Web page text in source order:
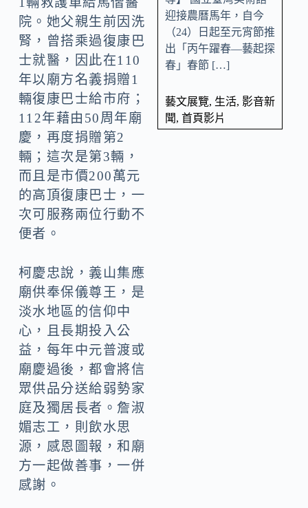
院。她父親生前因洗
腎，曾搭乘過復康巴
士就醫，因此在110
年以廟方名義捐贈1
輛復康巴士給市府；
112年藉由50周年廟
慶，再度捐贈第2
輛；這次是第3輛，
而且是市價200萬元
的高頂復康巴士，一
次可服務兩位行動不
便者。
柯慶忠說，義山集應
廟供奉保儀尊王，是
淡水地區的信仰中
心，且長期投入公
益，每年中元普渡或
廟慶過後，都會將信
眾供品分送給弱勢家
庭及獨居長者。詹淑
媚志工，則飲水思
源，感恩圖報，和廟
方一起做善事，一併
感謝。
迎接農曆馬年，自今
（24）日起至元宵節推
出「丙午躍春—藝起探
春」春節 […]
藝文展覽, 生活, 影音新
聞, 首頁影片